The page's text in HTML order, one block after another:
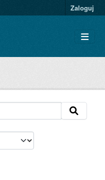
Zaloguj